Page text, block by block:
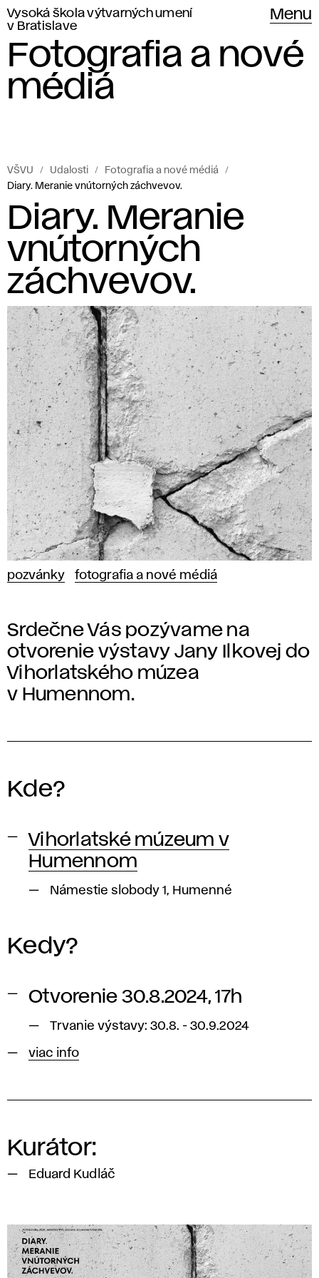
Vysoká škola výtvarných umení
v Bratislave
Menu
Fotografia a nové
médiá
VŠVU Udalosti
Fotografia a nové médiá
Diary. Meranie vnútorných záchvevov.
Diary. Meranie
vnútorných
záchvevov.
pozvánky fotografia a nové médiá
Srdečne Vás pozývame na
otvorenie výstavy Jany Ilkovej do
Vihorlatského múzea
v Humennom.
Kde?
Vihorlatské múzeum v
Humennom
Námestie slobody 1, Humenné
Kedy?
Otvorenie 30.8.2024, 17h
Trvanie výstavy: 30.8. - 30.9.2024
viac info
Kurátor:
Eduard Kudláč